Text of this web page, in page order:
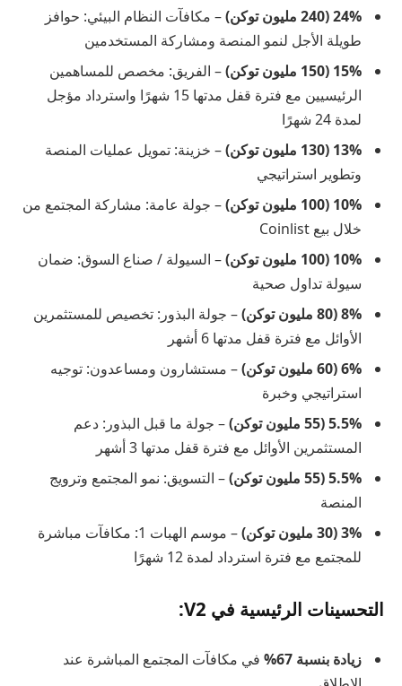
24% (240 مليون توكن)
– مكافآت النظام البيئي: حوافز
طويلة الأجل لنمو المنصة ومشاركة المستخدمين
15% (150 مليون توكن)
– الفريق: مخصص للمساهمين
الرئيسيين مع فترة قفل مدتها 15 شهرًا واسترداد مؤجل
لمدة 24 شهرًا
13% (130 مليون توكن)
– خزينة: تمويل عمليات المنصة
وتطوير استراتيجي
10% (100 مليون توكن)
– جولة عامة: مشاركة المجتمع من
خلال بيع Coinlist
10% (100 مليون توكن)
– السيولة / صناع السوق: ضمان
سيولة تداول صحية
8% (80 مليون توكن)
– جولة البذور: تخصيص للمستثمرين
الأوائل مع فترة قفل مدتها 6 أشهر
6% (60 مليون توكن)
– مستشارون ومساعدون: توجيه
استراتيجي وخبرة
5.5% (55 مليون توكن)
– جولة ما قبل البذور: دعم
المستثمرين الأوائل مع فترة قفل مدتها 3 أشهر
5.5% (55 مليون توكن)
– التسويق: نمو المجتمع وترويج
المنصة
3% (30 مليون توكن)
– موسم الهبات 1: مكافآت مباشرة
للمجتمع مع فترة استرداد لمدة 12 شهرًا
التحسينات الرئيسية في V2:
زيادة بنسبة 67%
في مكافآت المجتمع المباشرة عند